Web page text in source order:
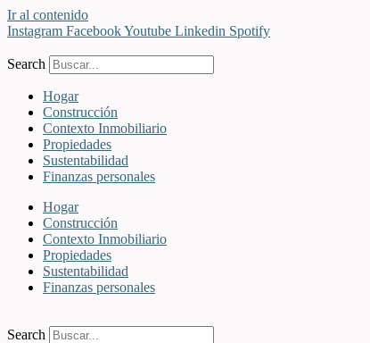
Ir al contenido
Instagram FacebookYoutube Linkedin Spotify
Search
Hogar
Construcción
Contexto Inmobiliario
Propiedades
Sustentabilidad
Finanzas personales
Hogar
Construcción
Contexto Inmobiliario
Propiedades
Sustentabilidad
Finanzas personales
Search